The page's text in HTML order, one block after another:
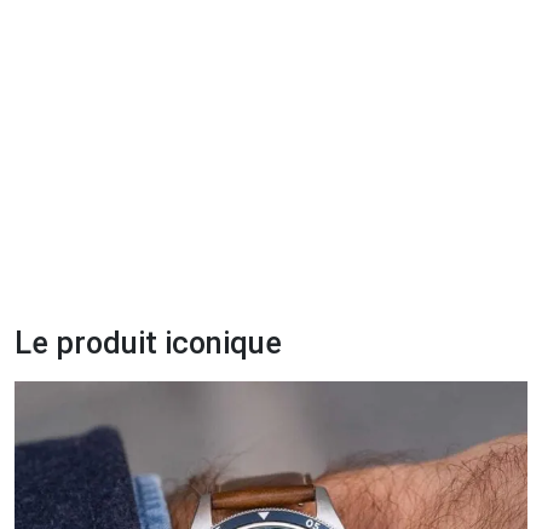
Le produit iconique